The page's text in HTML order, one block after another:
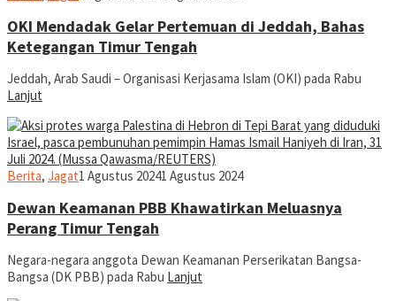
OKI Mendadak Gelar Pertemuan di Jeddah, Bahas
Ketegangan Timur Tengah
Jeddah, Arab Saudi – Organisasi Kerjasama Islam (OKI) pada Rabu
Lanjut
Berita, Jagatjurnal
1 Agustus 20241 Agustus 2024
Dewan Keamanan PBB Khawatirkan Meluasnya
Perang Timur Tengah
Negara-negara anggota Dewan Keamanan Perserikatan Bangsa-
Bangsa (DK PBB) pada Rabu Lanjut